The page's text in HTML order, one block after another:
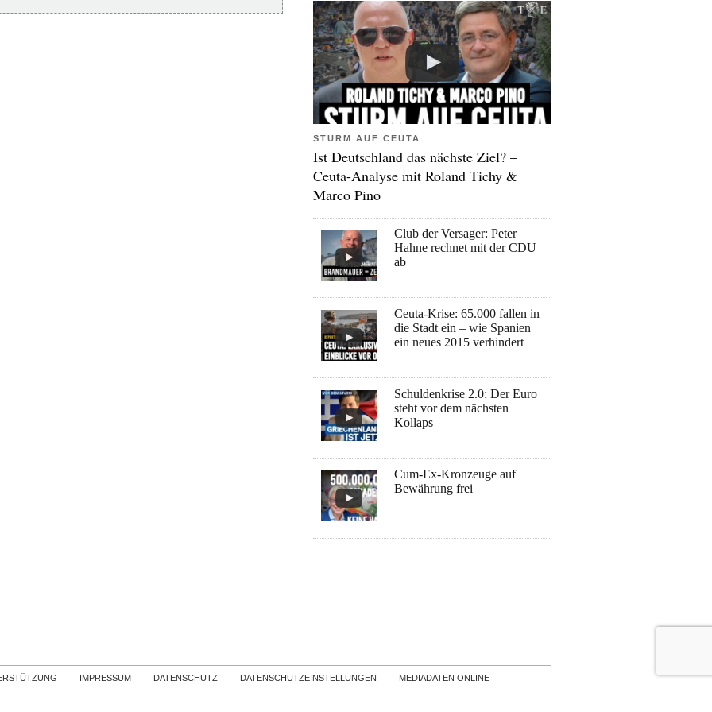
STURM AUF CEUTA
Ist Deutschland das nächste Ziel? –
Ceuta-Analyse mit Roland Tichy &
Marco Pino
Club der Versager: Peter
Hahne rechnet mit der CDU
ab
Ceuta-Krise: 65.000 fallen in
die Stadt ein – wie Spanien
ein neues 2015 verhindert
Schuldenkrise 2.0: Der Euro
steht vor dem nächsten
Kollaps
Cum-Ex-Kronzeuge auf
Bewährung frei
Skip to content
IMPRESSUM DATENSCHUTZ DATENSCHUTZEINSTELLUNGEN
MEDIADATEN ONLINE